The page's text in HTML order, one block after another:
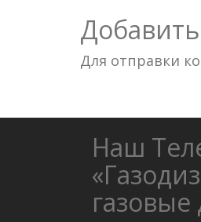
Для отправки
Наш
газовые